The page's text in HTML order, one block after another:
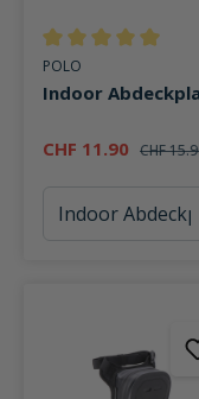
Durchschnittliche
POLO
Indoor
CHF 11.90 CHF